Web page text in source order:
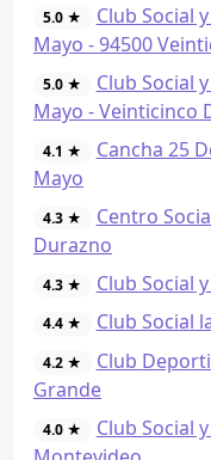
5.0 ★
Club Social
Mayo - 94500
5.0 ★
Club Social
Mayo - Veinticinco
4.1 ★
Cancha 25
Mayo
4.3 ★
Centro
Durazno
4.3 ★ Club Social
4.4 ★ Club Social
4.2 ★
Club
Grande
4.0 ★
Club Social